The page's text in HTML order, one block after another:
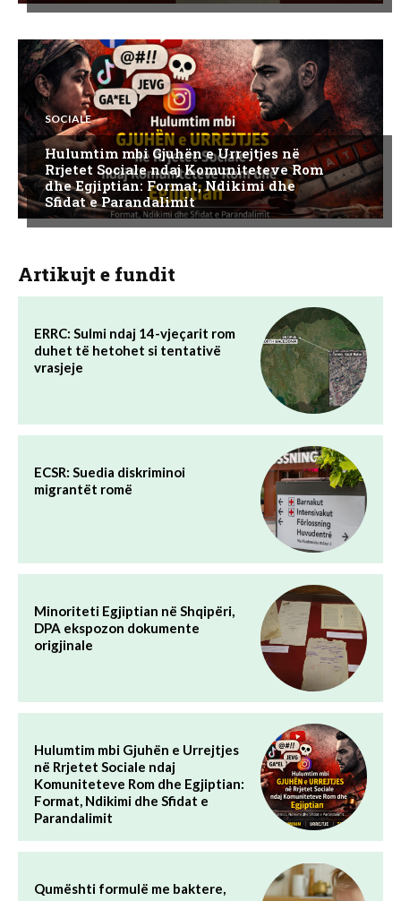
SOCIALE
Hulumtim mbi Gjuhën e Urrejtjes në
Rrjetet Sociale ndaj Komuniteteve Rom
dhe Egjiptian: Format, Ndikimi dhe
Sfidat e Parandalimit
Artikujt e fundit
ERRC: Sulmi ndaj 14-vjeçarit rom
duhet të hetohet si tentativë
vrasjeje
ECSR: Suedia diskriminoi
migrantët romë
Minoriteti Egjiptian në Shqipëri,
DPA ekspozon dokumente
origjinale
Hulumtim mbi Gjuhën e Urrejtjes
në Rrjetet Sociale ndaj
Komuniteteve Rom dhe Egjiptian:
Format, Ndikimi dhe Sfidat e
Parandalimit
Qumështi formulë me baktere,